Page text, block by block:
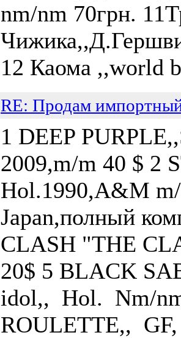
nm/nm 70грн.
12 Каома
RE: Продам
1 DEEP
2009,m/m 40 $ 2
Hol.1990,A&M
Japan,полный
CLASH "THE
20$ 5 BLACK
idol,, Hol. Nm/
ROULETTE,,